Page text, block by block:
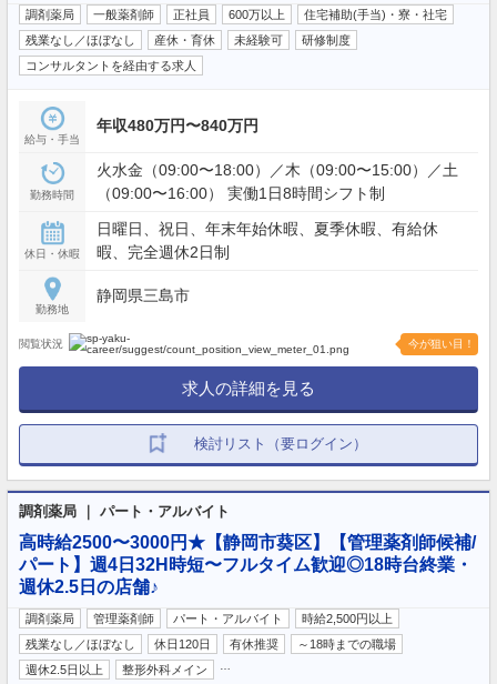
調剤薬局 一般薬剤師 正社員 600万以上
住宅補助(手当)・寮・社宅
残業なし／ほぼなし
産休・育休 未経験可
研修制度
コンサルタントを経由する求人
給与・手当
年収480万円〜840万円
勤務時間
火水金（09:00〜18:00）／木（09:00〜15:00）／土
（09:00〜16:00） 実働1日8時間シフト制
休日・休暇
日曜日、祝日、年末年始休暇、夏季休暇、有給休
暇、完全週休2日制
勤務地
静岡県三島市
閲覧状況 今が狙い目！
求人の詳細を見る
検討リスト（要ログイン）
調剤薬局 ｜ パート・アルバイト
高時給2500〜3000円★【静岡市葵区】【管理薬剤師候補/
パート】週4日32H時短〜フルタイム歓迎◎18時台終業・
週休2.5日の店舗♪
調剤薬局 管理薬剤師 パート・アルバイト
時給2,500円以上
残業なし／ほぼなし
休日120日 有休推奨
～18時までの職場
週休2.5日以上
整形外科メイン